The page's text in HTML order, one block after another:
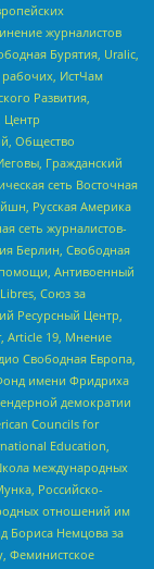
журналистов
Бурятия, Uralic,
ИстЧам
Развития,
Центр
Общество
Гражданский
сеть Восточная
Русская Америка
сеть журналистов-
Берлин, Свободная
Антивоенный
Союз за
Ресурсный Центр,
Article 19, Мнение
Свободная Европа,
имени Фридриха
демократии
Councils for
Education,
международных
Российско-
отношений им
Бориса Немцова за
Феминистское